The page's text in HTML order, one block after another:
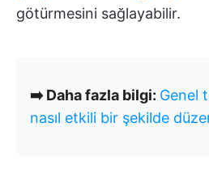
götürmesini sağlayabilir.
➡️ Daha fazla bilgi: Genel
nasıl etkili bir şekilde